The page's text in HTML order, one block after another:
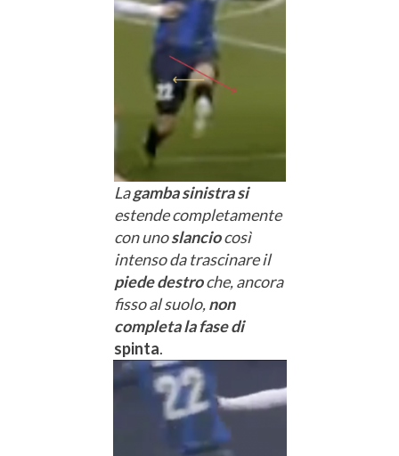
Lagamba sinistra si
estende completamente
con unoslanciocosì
intenso da trascinare il
piede destroche, ancora
fisso al suolo,non
completa la fase di
spinta.